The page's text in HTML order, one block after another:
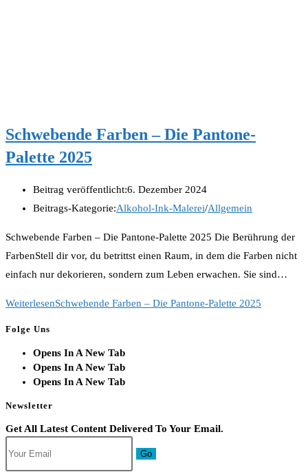
Schwebende Farben – Die Pantone-
Palette 2025
Beitrag veröffentlicht:6. Dezember 2024
Beitrags-Kategorie:Alkohol-Ink-Malerei/Allgemein
Schwebende Farben – Die Pantone-Palette 2025 Die Berührung der
FarbenStell dir vor, du betrittst einen Raum, in dem die Farben nicht
einfach nur dekorieren, sondern zum Leben erwachen. Sie sind…
WeiterlesenSchwebende Farben – Die Pantone-Palette 2025
Folge Uns
Opens In A New Tab
Opens In A New Tab
Opens In A New Tab
Newsletter
Get All Latest Content Delivered To Your Email.
Go